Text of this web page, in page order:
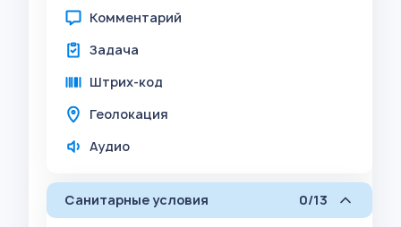
Комментарий
Задача
Штрих-код
Геолокация
Аудио
Санитарные условия 0/13